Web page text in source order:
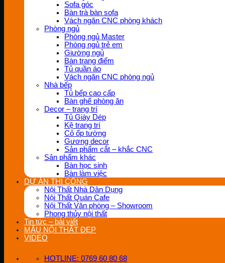
Sofa góc
Bàn trà bàn sofa
Vách ngăn CNC phòng khách
Phòng ngủ
Phòng ngủ Master
Phòng ngủ trẻ em
Giường ngủ
Bàn trang điểm
Tủ quần áo
Vách ngăn CNC phòng ngủ
Nhà bếp
Tủ bếp cao cấp
Bàn ghế phòng ăn
Decor – trang trí
Tủ Giày Dép
Kệ trang trí
Cỏ ốp tường
Gương decor
Sản phẩm cắt – khắc CNC
Sản phẩm khác
Bàn học sinh
Bàn làm việc
DỰ ÁN THI CÔNG
Nội Thất Nhà Dân Dụng
Nội Thất Quán Cafe
Nội Thất Văn phòng – Showroom
Phong thủy nội thất
Tin tức – bài viết
MẪU NỘI THẤT ĐẸP
VIDEO
HOTLINE: 0769 60 80 68